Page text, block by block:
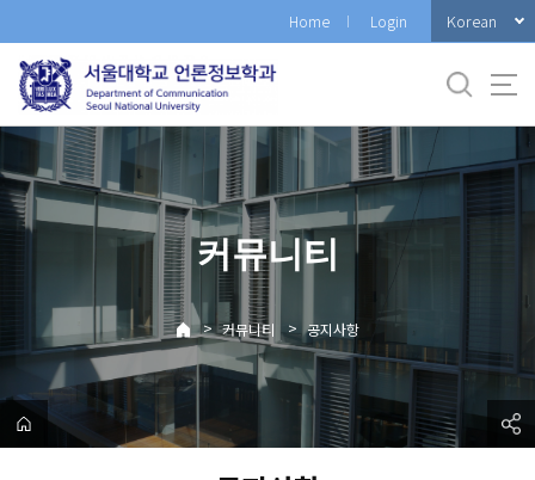
로
메
Home Login Korean
커뮤니티
> 커뮤니티 > 공지사항